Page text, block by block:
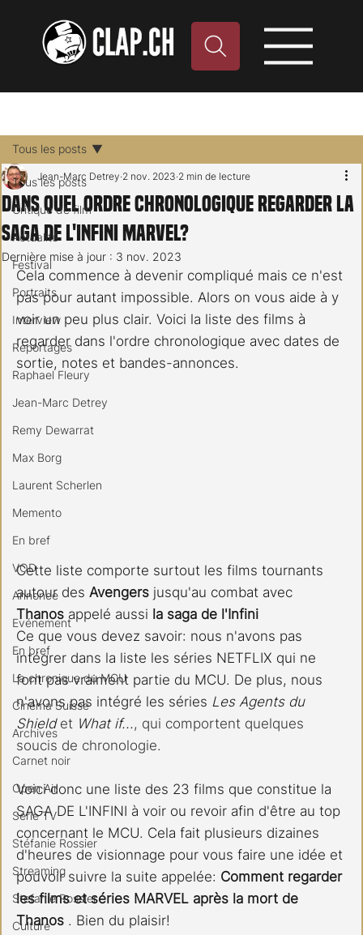
Tous les posts
Critique de film
Actualité
Festival
Portraits
Interview
Reportages
Raphael Fleury
Jean-Marc Detrey
Remy Dewarrat
Max Borg
Laurent Scherlen
Memento
En bref
VOD
Annonce
Evénement
En bref
La chronique du MCU
Cinéma Suisse
Archives
Carnet noir
Open Air
Série TV
Stéfanie Rossier
Streaming
Stefanie Rossier
Culture
Tous les posts
Dans quel ordre chronologique regarder la
Saga de l'Infini MARVEL?
Jean-Marc Detrey 2 nov. 2023 2 min de lecture
Dernière mise à jour : 3 nov. 2023
Cela commence à devenir compliqué mais ce n'est
pas pour autant impossible. Alors on vous aide à y
voir un peu plus clair. Voici la liste des films à
regarder dans l'ordre chronologique avec dates de
sortie, notes et bandes-annonces.
Cette liste comporte surtout les films tournants
autour des Avengers jusqu'au combat avec
Thanos appelé aussi la saga de l'Infini
Ce que vous devez savoir: nous n'avons pas
intégrer dans la liste les séries NETFLIX qui ne
font pas vraiment partie du MCU. De plus, nous
n'avons pas intégré les séries Les Agents du
Shield et What if..., qui comportent quelques
soucis de chronologie.
Voici donc une liste des 23 films que constitue la
SAGA DE L'INFINI à voir ou revoir afin d'être au top
concernant le MCU. Cela fait plusieurs dizaines
d'heures de visionnage pour vous faire une idée et
pouvoir suivre la suite appelée: Comment regarder
les films et séries MARVEL après la mort de
Thanos . Bien du plaisir!